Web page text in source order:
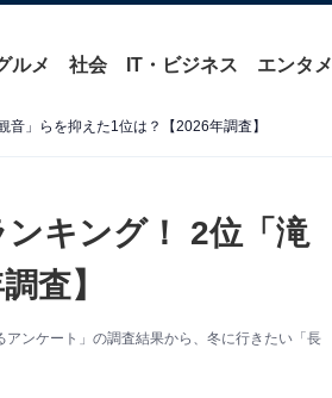
ルメ 社会 IT・ビジネス エンタメ
」らを抑えた1位は？【2026年調査】
キング！ 2位「滝
査】
ンケート」の調査結果から、冬に行きたい「長